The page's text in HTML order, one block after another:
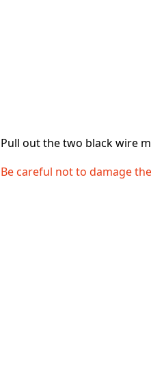
Pull out the two black wire
Be careful not to damage